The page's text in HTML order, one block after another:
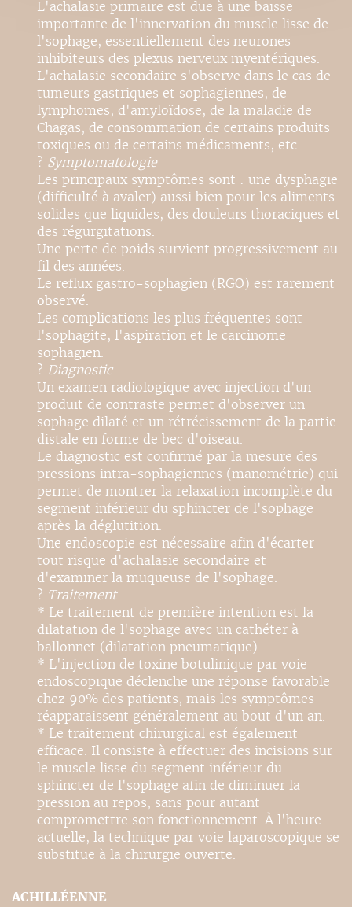
L'achalasie primaire est due à une baisse
importante de l'innervation du muscle lisse de
l'sophage, essentiellement des neurones
inhibiteurs des plexus nerveux myentériques.
L'achalasie secondaire s'observe dans le cas de
tumeurs gastriques et sophagiennes, de
lymphomes, d'amyloïdose, de la maladie de
Chagas, de consommation de certains produits
toxiques ou de certains médicaments, etc.
? Symptomatologie
Les principaux symptômes sont : une dysphagie
(difficulté à avaler) aussi bien pour les aliments
solides que liquides, des douleurs thoraciques et
des régurgitations.
Une perte de poids survient progressivement au
fil des années.
Le reflux gastro-sophagien (RGO) est rarement
observé.
Les complications les plus fréquentes sont
l'sophagite, l'aspiration et le carcinome
sophagien.
? Diagnostic
Un examen radiologique avec injection d'un
produit de contraste permet d'observer un
sophage dilaté et un rétrécissement de la partie
distale en forme de bec d'oiseau.
Le diagnostic est confirmé par la mesure des
pressions intra-sophagiennes (manométrie) qui
permet de montrer la relaxation incomplète du
segment inférieur du sphincter de l'sophage
après la déglutition.
Une endoscopie est nécessaire afin d'écarter
tout risque d'achalasie secondaire et
d'examiner la muqueuse de l'sophage.
? Traitement
* Le traitement de première intention est la
dilatation de l'sophage avec un cathéter à
ballonnet (dilatation pneumatique).
* L'injection de toxine botulinique par voie
endoscopique déclenche une réponse favorable
chez 90% des patients, mais les symptômes
réapparaissent généralement au bout d'un an.
* Le traitement chirurgical est également
efficace. Il consiste à effectuer des incisions sur
le muscle lisse du segment inférieur du
sphincter de l'sophage afin de diminuer la
pression au repos, sans pour autant
compromettre son fonctionnement. À l'heure
actuelle, la technique par voie laparoscopique se
substitue à la chirurgie ouverte.
ACHILLÉENNE